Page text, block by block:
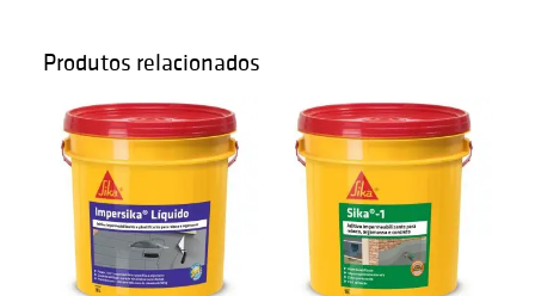
Produtos relacionados